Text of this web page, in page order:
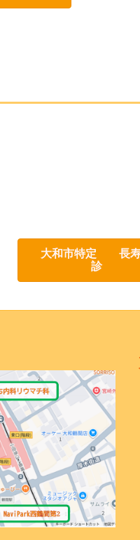
大和市特定 長
診